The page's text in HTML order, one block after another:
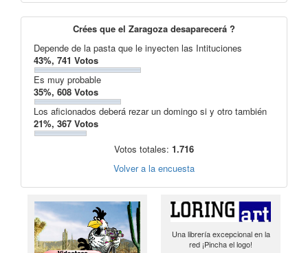
Crées que el Zaragoza desaparecerá ?
Depende de la pasta que le inyecten las Intituciones
43%, 741 Votos
Es muy probable
35%, 608 Votos
Los aficionados deberá rezar un domingo si y otro también
21%, 367 Votos
Votos totales: 1.716
Volver a la encuesta
Una librería excepcional en la
red ¡Pincha el logo!